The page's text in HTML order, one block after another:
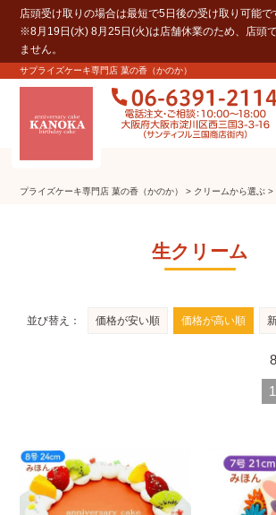
店頭受け取りの場合は最短で5日後の受け取り可能で
※8月19日(水) 8月25日(火)は店舗休業のため、店頭
ません。
サプライズケーキ専門店 菓の香（かのか）
プライズケーキ専⾨店 菓の⾹（かのか） クリームから選ぶ
生クリーム
並び替え 価格が安い順 価格が高い順
1